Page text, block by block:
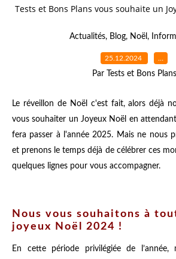
Tests et Bons Plans vous souhaite un
Actualités, Blog, Noël ,
25.12.2024 …
Par Tests et Bons Plans
Le réveillon de Noël c'est fait, alors déjà
vous souhaiter un Joyeux Noël en
fera passer à l'année 2025. Mais ne nous
et prenons le temps déjà de célébrer ces
quelques lignes pour vous accompagner.
Nous vous souhaitons à
joyeux Noël 2024 !
En cette période privilégiée de